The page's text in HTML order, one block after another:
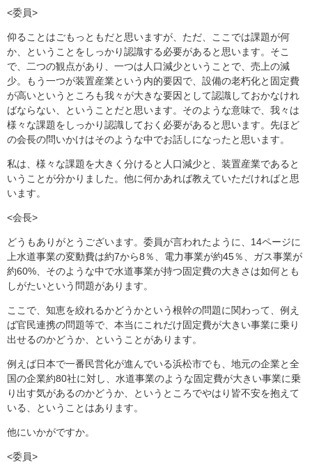
<委員>
仰ることはごもっともだと思いますが、ただ、ここでは課題が何
か、ということをしっかり認識する必要があると思います。そこ
で、二つの観点があり、一つは人口減少ということで、売上の減
少。もう一つが装置産業という内的要因で、設備の老朽化と固定費
が高いというところも我々が大きな要因として認識しておかなけれ
ばならない、ということだと思います。そのような意味で、我々は
様々な課題をしっかり認識しておく必要があると思います。先ほど
の会長の問いかけはそのような中でお話しになったと思います。
私は、様々な課題を大きく分けると人口減少と、装置産業であると
いうことが分かりました。他に何かあれば教えていただければと思
います。
<会長>
どうもありがとうございます。委員が言われたように、14ページに
上水道事業の変動費は約7から8％、電力事業が約45％、ガス事業が
約60%、そのような中で水道事業が持つ固定費の大きさは如何とも
しがたいという問題があります。
ここで、知恵を絞れるかどうかという根幹の問題に関わって、例え
ば官民連携の問題等で、本当にこれだけ固定費が大きい事業に乗り
出せるのかどうか、ということがあります。
例えば日本で一番民営化が進んでいる浜松市でも、地元の企業と全
国の企業約80社に対し、水道事業のような固定費が大きい事業に乗
り出す気があるのかどうか、というところでやはり皆不安を抱えて
いる、ということはあります。
他にいかがですか。
<委員>